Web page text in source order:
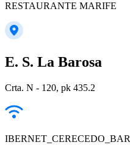
RESTAURANTE MARIFE
E. S. La Barosa
Crta. N - 120, pk 435.2
IBERNET_CERECEDO_BAR